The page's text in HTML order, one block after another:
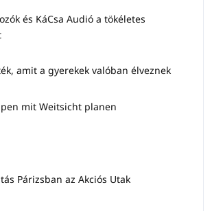
és KáCsa Audió a tökéletes
amit a gyerekek valóban élveznek
mit Weitsicht planen
Párizsban az Akciós Utak